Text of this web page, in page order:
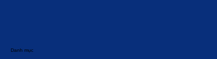
Danh mục